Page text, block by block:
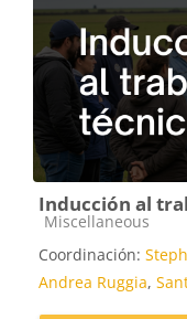
Inducción al
Categoría de cursos
Miscellaneous
Coordinación:
Andrea Ruggia,